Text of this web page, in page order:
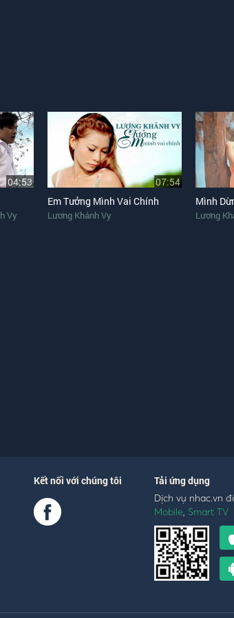
04:53
Vy
07:54
Em Tưởng Mình Vai Chính
Lương Khánh Vy
Mình
Lương
Kết nối với chúng tôi Tải ứng dụng
Dịch vụ nhac.vn
Mobile, Smart TV